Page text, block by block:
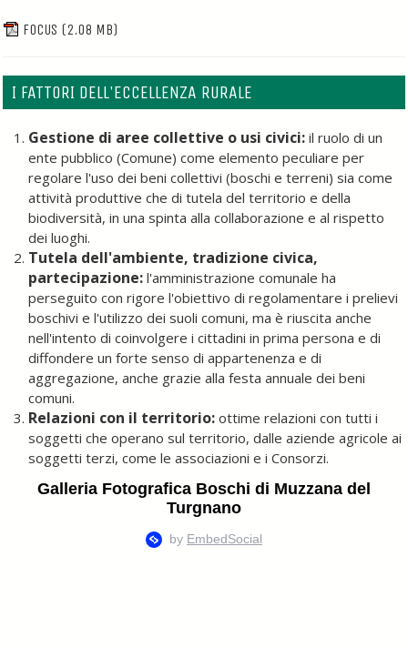
FOCUS (2.08 MB)
I FATTORI DELL'ECCELLENZA RURALE
Gestione di aree collettive o usi civici: il ruolo di un
ente pubblico (Comune) come elemento peculiare per
regolare l'uso dei beni collettivi (boschi e terreni) sia come
attività produttive che di tutela del territorio e della
biodiversità, in una spinta alla collaborazione e al rispetto
dei luoghi.
Tutela dell'ambiente, tradizione civica,
partecipazione: l'amministrazione comunale ha
perseguito con rigore l'obiettivo di regolamentare i prelievi
boschivi e l'utilizzo dei suoli comuni, ma è riuscita anche
nell'intento di coinvolgere i cittadini in prima persona e di
diffondere un forte senso di appartenenza e di
aggregazione, anche grazie alla festa annuale dei beni
comuni.
Relazioni con il territorio: ottime relazioni con tutti i
soggetti che operano sul territorio, dalle aziende agricole ai
soggetti terzi, come le associazioni e i Consorzi.